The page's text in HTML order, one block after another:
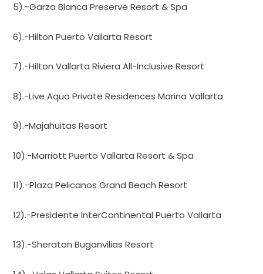
5).-Garza Blanca Preserve Resort & Spa
6).-Hilton Puerto Vallarta Resort
7).-Hilton Vallarta Riviera All-Inclusive Resort
8).-Live Aqua Private Residences Marina Vallarta
9).-Majahuitas Resort
10).-Marriott Puerto Vallarta Resort & Spa
11).-Plaza Pelicanos Grand Beach Resort
12).-Presidente InterContinental Puerto Vallarta
13).-Sheraton Buganvilias Resort